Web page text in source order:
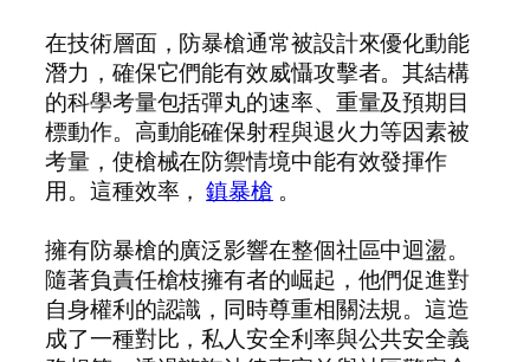
在技術層面，防暴槍通常被設計來優化動能
潛力，確保它們能有效威懾攻擊者。其結構
的科學考量包括彈丸的速率、重量及預期目
標動作。高動能確保射程與退火力等因素被
考量，使槍械在防禦情境中能有效發揮作
用。這種效率，鎮暴槍 。
擁有防暴槍的廣泛影響在整個社區中迴盪。
隨著負責任槍枝擁有者的崛起，他們促進對
自身權利的認識，同時尊重相關法規。這造
成了一種對比，私人安全利率與公共安全義